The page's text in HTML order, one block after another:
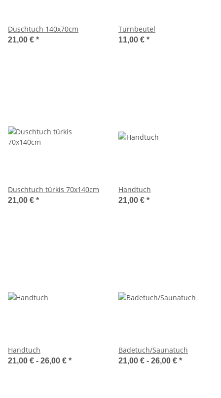
Duschtuch 140x70cm
21,00 € *
Turnbeutel
11,00 € *
Duschtuch türkis 70x140cm
21,00 € *
Handtuch
21,00 € *
Handtuch
21,00 € - 26,00 € *
Badetuch/Saunatuch
21,00 € - 26,00 € *